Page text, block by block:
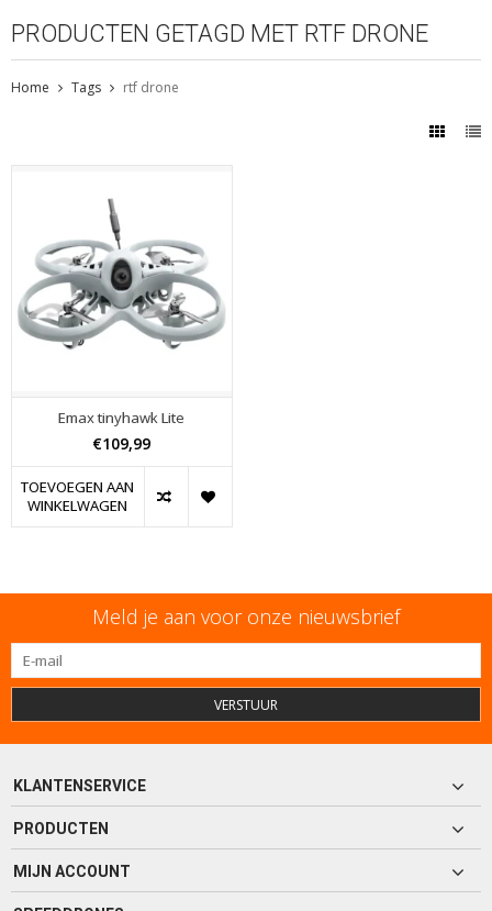
PRODUCTEN GETAGD MET RTF DRONE
Home Tags rtf drone
Emax tinyhawk Lite
€109,99
TOEVOEGEN AAN
WINKELWAGEN
Meld je aan voor onze nieuwsbrief
VERSTUUR
KLANTENSERVICE
PRODUCTEN
MIJN ACCOUNT